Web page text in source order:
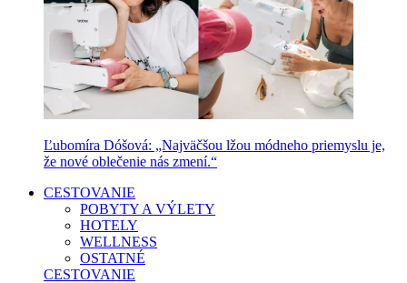
Ľubomíra Dóšová: „Najväčšou lžou módneho priemyslu je,
že nové oblečenie nás zmení.“
CESTOVANIE
POBYTY A VÝLETY
HOTELY
WELLNESS
OSTATNÉ
CESTOVANIE